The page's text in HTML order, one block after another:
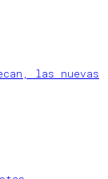
las nuevas